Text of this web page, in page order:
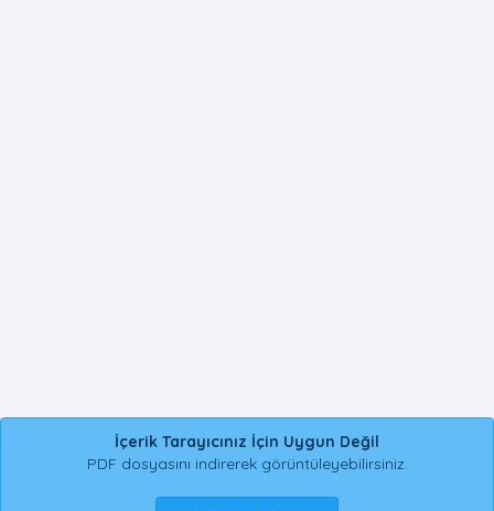
İçerik Tarayıcınız İçin Uygun Değil
PDF dosyasını indirerek görüntüleyebilirsiniz.